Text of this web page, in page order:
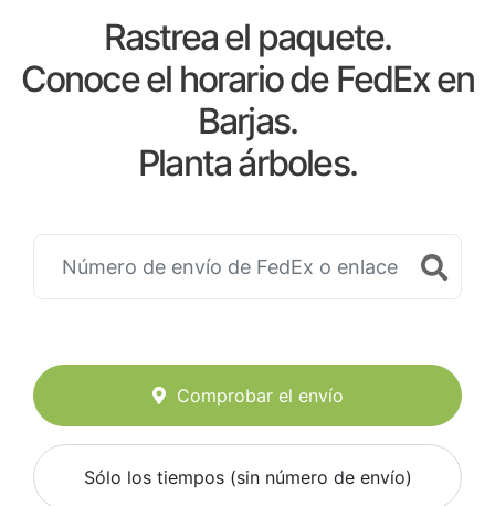
Rastrea el paquete.
Conoce el horario de FedEx en
Barjas.
Planta árboles.
Comprobar el envío
Sólo los tiempos (sin número de envío)